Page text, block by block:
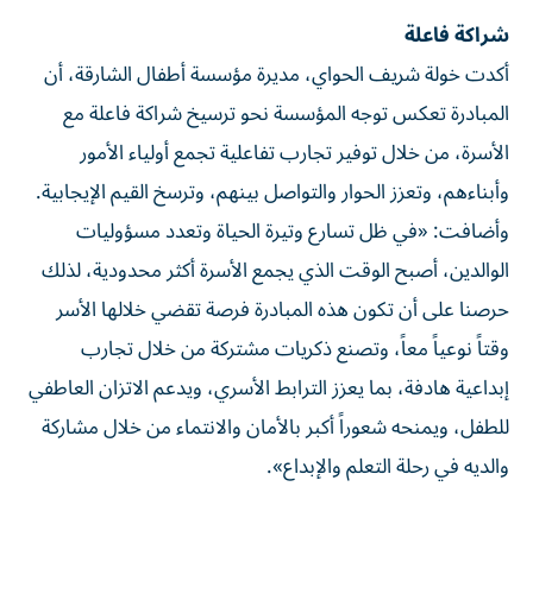
شراكة فاعلة
أكدت خولة شريف الحواي، مديرة مؤسسة أطفال الشارقة، أن
المبادرة تعكس توجه المؤسسة نحو ترسيخ شراكة فاعلة مع
الأسرة، من خلال توفير تجارب تفاعلية تجمع أولياء الأمور
وأبناءهم، وتعزز الحوار والتواصل بينهم، وترسخ القيم الإيجابية.
وأضافت: «في ظل تسارع وتيرة الحياة وتعدد مسؤوليات
الوالدين، أصبح الوقت الذي يجمع الأسرة أكثر محدودية، لذلك
حرصنا على أن تكون هذه المبادرة فرصة تقضي خلالها الأسر
وقتاً نوعياً معاً، وتصنع ذكريات مشتركة من خلال تجارب
إبداعية هادفة، بما يعزز الترابط الأسري، ويدعم الاتزان العاطفي
للطفل، ويمنحه شعوراً أكبر بالأمان والانتماء من خلال مشاركة
والديه في رحلة التعلم والإبداع».